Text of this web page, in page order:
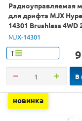
Радиоуправляемая
для дрифта MJX
14301 Brushless 4WD
1/14 RTR
MJX-14301
Т
В
новинка